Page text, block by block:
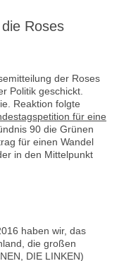
Roses
der Roses
Politik geschickt.
Reaktion folgte
für eine
90 die Grünen
für einen Wandel
in den Mittelpunkt
haben wir, das
die großen
DIE LINKEN)